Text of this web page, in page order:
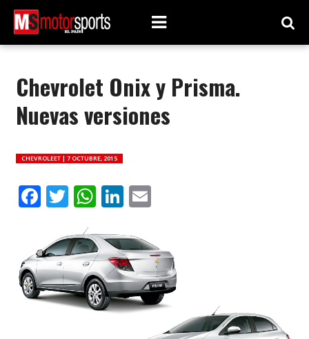
Chevrolet Onix y Prisma.
Nuevas versiones
CHEVROLEET | 7 OCTUBRE, 2015
Facebook
Twitter
WhatsApp
LinkedIn
Email